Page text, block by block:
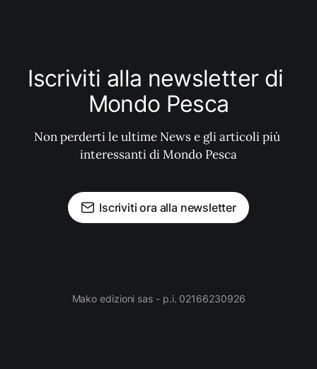
Iscriviti alla newsletter di
Mondo Pesca
Non perderti le ultime News e gli articoli più
interessanti di Mondo Pesca
Iscriviti ora alla newsletter
Mako edizioni sas - p.i. 02166230926